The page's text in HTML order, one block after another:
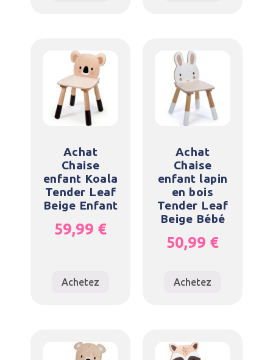
Achat
Chaise
enfant Koala
Tender Leaf
Beige Enfant
59,99 €
Achetez
Achat
Chaise
enfant lapin
en bois
Tender Leaf
Beige Bébé
50,99 €
Achetez